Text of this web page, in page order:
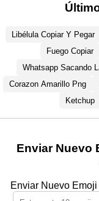
Libélula Copiar Y Pegar
Fuego Copiar
Whatsapp Sacando
Corazon Amarillo Png
Ketchup
Enviar Nuevo
Enviar Nuevo